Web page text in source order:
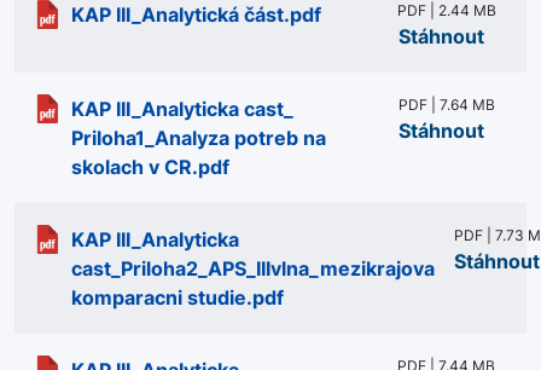
KAP III_Analytická část.pdf PDF | 2.44 MB
Stáhnout
‎KAP III_Analyticka cast_
Priloha1_Analyza potreb na
skolach v CR.pdf
PDF | 7.64 MB
Stáhnout
KAP III_Analyticka
cast_Priloha2_APS_IIIvlna_mezikrajova
komparacni studie.pdf
PDF | 7.73
Stáhnout
PDF | 7.44 MB